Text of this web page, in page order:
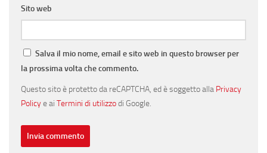
Sito web
Salva il mio nome, email e sito web in questo browser per
la prossima volta che commento.
Questo sito è protetto da reCAPTCHA, ed è soggetto alla Privacy
Policye ai Termini di utilizzodi Google.